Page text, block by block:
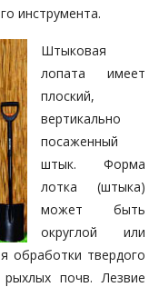
инструмента.
Штыковая
лопата имеет
плоский,
вертикально
посаженный
штык. Форма
лотка (штыка)
может быть
округлой или
обработки твердого
почв. Лезвие